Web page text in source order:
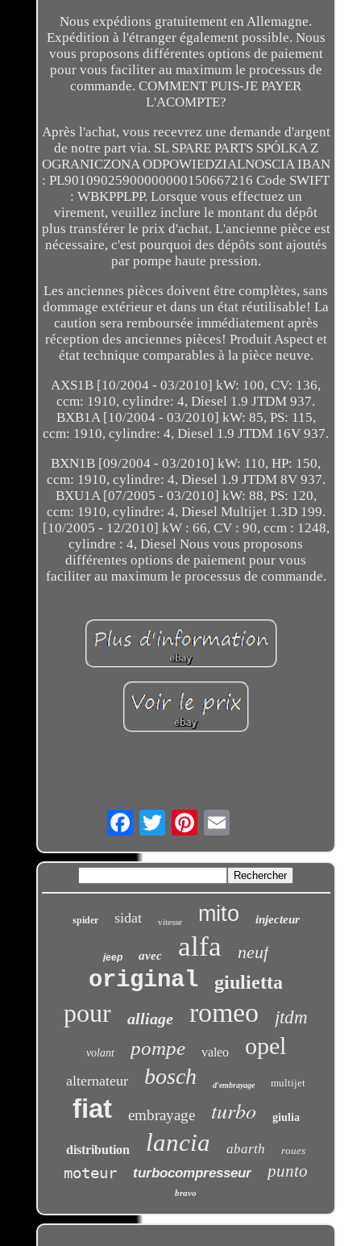
Nous expédions gratuitement en Allemagne.
Expédition à l'étranger également possible. Nous
vous proposons différentes options de paiement
pour vous faciliter au maximum le processus de
commande. COMMENT PUIS-JE PAYER
L'ACOMPTE?
Après l'achat, vous recevrez une demande d'argent
de notre part via. SL SPARE PARTS SPÓLKA Z
OGRANICZONA ODPOWIEDZIALNOSCIA IBAN
: PL90109025900000000150667216 Code SWIFT
: WBKPPLPP. Lorsque vous effectuez un
virement, veuillez inclure le montant du dépôt
plus transférer le prix d'achat. L'ancienne pièce est
nécessaire, c'est pourquoi des dépôts sont ajoutés
par pompe haute pression.
Les anciennes pièces doivent être complètes, sans
dommage extérieur et dans un état réutilisable! La
caution sera remboursée immédiatement après
réception des anciennes pièces! Produit Aspect et
état technique comparables à la pièce neuve.
AXS1B [10/2004 - 03/2010] kW: 100, CV: 136,
ccm: 1910, cylindre: 4, Diesel 1.9 JTDM 937.
BXB1A [10/2004 - 03/2010] kW: 85, PS: 115,
ccm: 1910, cylindre: 4, Diesel 1.9 JTDM 16V 937.
BXN1B [09/2004 - 03/2010] kW: 110, HP: 150,
ccm: 1910, cylindre: 4, Diesel 1.9 JTDM 8V 937.
BXU1A [07/2005 - 03/2010] kW: 88, PS: 120,
ccm: 1910, cylindre: 4, Diesel Multijet 1.3D 199.
[10/2005 - 12/2010] kW : 66, CV : 90, ccm : 1248,
cylindre : 4, Diesel Nous vous proposons
différentes options de paiement pour vous
faciliter au maximum le processus de commande.
Email
spider sidat vitesse mito injecteur
jeep avec alfa neuf
original giulietta
pour alliage romeo jtdm
volant pompe valeo opel
alternateur bosch d'embrayage multijet
fiat embrayage turbo giulia
distribution lancia abarth roues
moteur turbocompresseur punto
bravo